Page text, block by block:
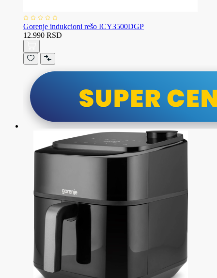
Gorenje indukcioni rešo ICY3500DGP
12.990 RSD